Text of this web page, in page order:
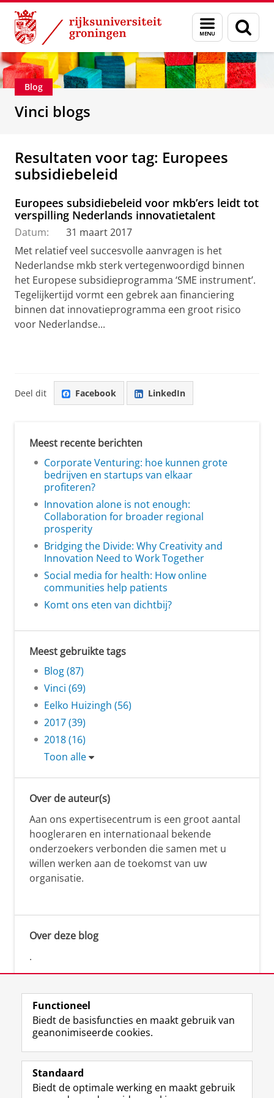
Skip
Content
Skip
Navigation
Menu
en
zoeken
Department of Innovation Management &
Blog
Vinci blogs
Resultaten voor tag: Europees
subsidiebeleid
Europees subsidiebeleid voor mkb’ers leidt tot
verspilling Nederlands innovatietalent
Datum:
31 maart 2017
Met relatief veel succesvolle aanvragen is het
Nederlandse mkb sterk vertegenwoordigd binnen
het Europese subsidieprogramma ‘SME instrument’.
Tegelijkertijd vormt een gebrek aan financiering
binnen dat innovatieprogramma een groot risico
voor Nederlandse...
Deel dit Facebook LinkedIn
Meest recente berichten
Corporate Venturing: hoe kunnen grote
bedrijven en startups van elkaar
profiteren?
Innovation alone is not enough:
Collaboration for broader regional
prosperity
Bridging the Divide: Why Creativity and
Innovation Need to Work Together
Social media for health: How online
communities help patients
Komt ons eten van dichtbij?
Meest gebruikte tags
Blog (87)
Vinci (69)
Eelko Huizingh (56)
2017 (39)
2018 (16)
Toon alle
Over de auteur(s)
Aan ons expertisecentrum is een groot aantal
hoogleraren en internationaal bekende
onderzoekers verbonden die samen met u
willen werken aan de toekomst van uw
organisatie.
Over deze blog
.
Volg de RUG
F
a
e
L
i
k
R
S
-
I
n
t
Y
o
T
Studiekiezers
Functioneel
Biedt de basisfuncties en maakt gebruik van
geanonimiseerde cookies.
Standaard
Biedt de optimale werking en maakt gebruik